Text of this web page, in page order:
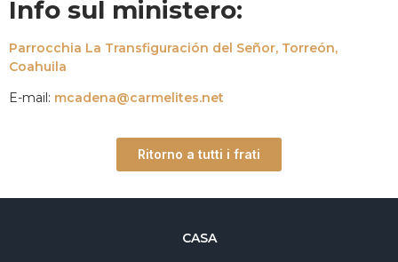
Info sul ministero:
Parrocchia La Transfiguración del Señor, Torreón,
Coahuila
E-mail: mcadena@carmelites.net
Ritorno a tutti i frati
CASA